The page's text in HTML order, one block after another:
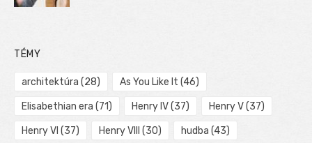
TÉMY
architektúra (28) As You Like It (46)
Elisabethian era (71) Henry IV(37) Henry V(37)
Henry VI (37) Henry VIII (30) hudba (43)